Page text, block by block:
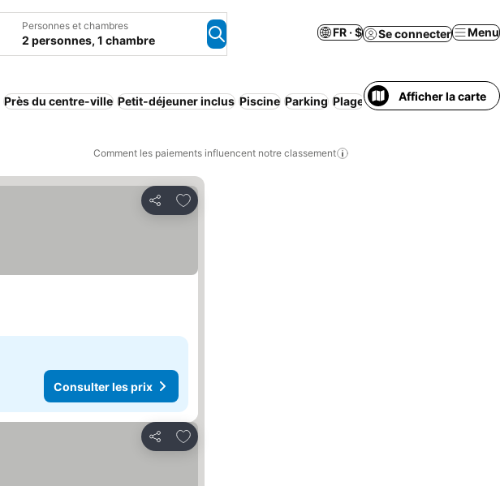
Personnes et chambres
2 personnes, 1 chambre
FR · $ Se connecter Menu
Près du centre-ville Petit-déjeuner inclus Piscine Parking Plage Afficher la carte
Comment les paiements influencent notre classement
Partager
Ajouter à mes favoris
Consulter les prix
Partager
Ajouter à mes favoris